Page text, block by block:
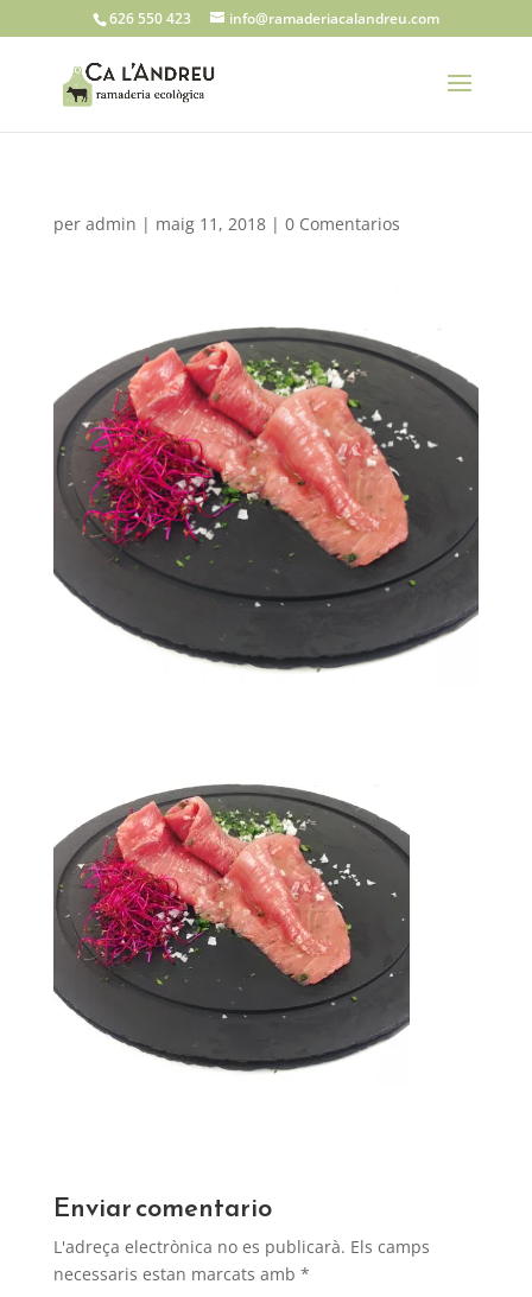
626 550 423 info@ramaderiacalandreu.com
per admin | maig 11, 2018| 0 Comentarios
Enviar comentario
L'adreça electrònica no es publicarà. Els camps
necessaris estan marcats amb *